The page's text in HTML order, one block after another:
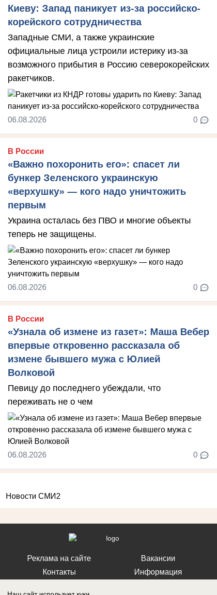
Киеву: Запад паникует из-за российско-
корейского сотрудничества
Западные СМИ, а также украинские
официальные лица устроили истерику из-за
возможного прибытия в Россию северокорейских
ракетчиков.
06.08.2026 0
В России
«Важно похоронить его»: спасет ли
бункер Зеленского украинскую
«верхушку» — кого надо уничтожить
первым
Украина осталась без ПВО и многие объекты
теперь не защищены.
06.08.2026 0
В России
«Узнала об измене из газет»: Маша Вебер
впервые откровенно рассказала об
измене бывшего мужа с Юлией
Волковой
Певицу до последнего убеждали, что
переживать не о чем
06.08.2026 0
Новости СМИ2
Реклама на сайте
Контакты
Вакансии
Информация